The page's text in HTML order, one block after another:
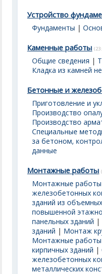
Устройство
Фундаменты |
Каменные работы (23
Общие сведения |
Кладка из камней
Бетонные и
Приготовление и
Производство
Производство
Специальные
за бетоном,
данные
Монтажные работы
Монтажные работы
железобетонных
зданий из
повышенной
панельных зданий |
зданий | Монтаж
Монтажные работы
кирпичных зданий |
железобетонных
металлических